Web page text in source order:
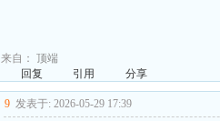
来自： 顶端
回复
引用 分享
9 发表于: 2026-05-29 17:39